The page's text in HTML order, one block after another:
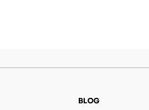
BLOG